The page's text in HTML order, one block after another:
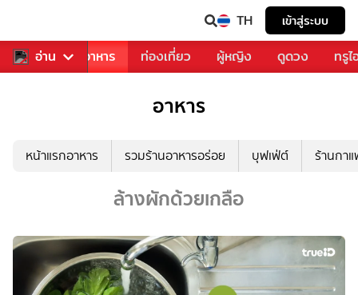
TH เข้าสู่ระบบ
อ่าน
การเพลง อาหาร ท่องเที่ยว ผู้หญิง ดูดวง ทรู
อาหาร
หน้าแรกอาหาร รวมร้านอาหารอร่อย บุฟเฟ่ต์ ร้านกา
ล้างผักด้วยเกลือ